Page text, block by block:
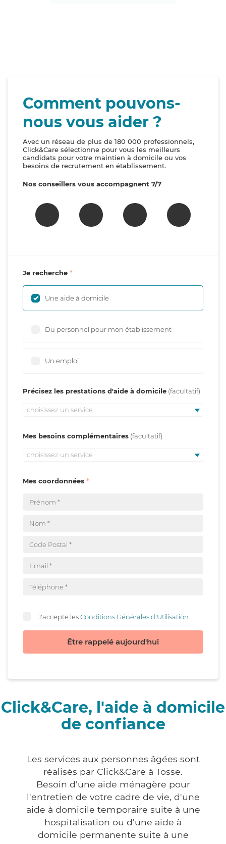
Comment pouvons-
nous vous aider ?
Avec un réseau de plus de 180 000 professionnels,
Click&Care sélectionne pour vous les meilleurs
candidats pour votre maintien à domicile ou vos
besoins de recrutement en établissement.
Nos conseillers vous accompagnent 7/7
Je recherche
Une aide à domicile
Du personnel pour mon établissement
Un emploi
Précisez les prestations d'aide à domicile
choisissez un service
Mes besoins complémentaires
choisissez un service
Mes coordonnées
J'accepte lesConditions Générales d'Utilisation
Être rappelé aujourd'hui
Click&Care, l'aide à domicile
de confiance
Les services aux personnes âgées sont
réalisés par Click&Care à Tosse.
Besoin d'une aide ménagère pour
l'entretien de votre cadre de vie, d'une
aide à domicile temporaire suite à une
hospitalisation ou d'une aide à
domicile permanente suite à une